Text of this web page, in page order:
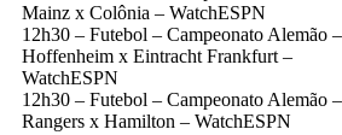
Mainz x Colônia – WatchESPN
12h30 – Futebol – Campeonato Alemão –
Hoffenheim x Eintracht Frankfurt –
WatchESPN
12h30 – Futebol – Campeonato Alemão –
Rangers x Hamilton – WatchESPN